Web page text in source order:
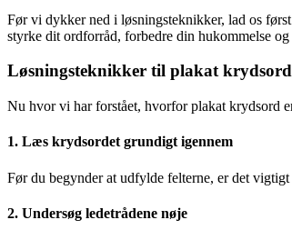
Før vi dykker ned i løsningsteknikker, lad os
styrke dit ordforråd, forbedre din hukommelse
Løsningsteknikker til plakat krydsord
Nu hvor vi har forstået, hvorfor plakat krydsord
1. Læs krydsordet grundigt igennem
Før du begynder at udfylde felterne, er det
2. Undersøg ledetrådene nøje